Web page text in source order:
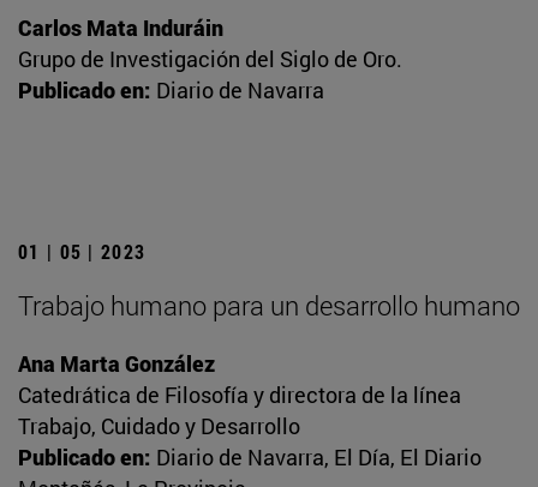
Carlos Mata Induráin
Grupo de Investigación del Siglo de Oro.
Publicado en: Diario de Navarra
01 | 05 | 2023
Trabajo humano para un desarrollo humano
Ana Marta González
Catedrática de Filosofía y directora de la línea
Trabajo, Cuidado y Desarrollo
Publicado en: Diario de Navarra, El Día, El Diario